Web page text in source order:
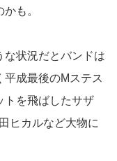
も。
な状況だとバンドは
成最後のMステス
トを飛ばしたサザ
ヒカルなど大物に